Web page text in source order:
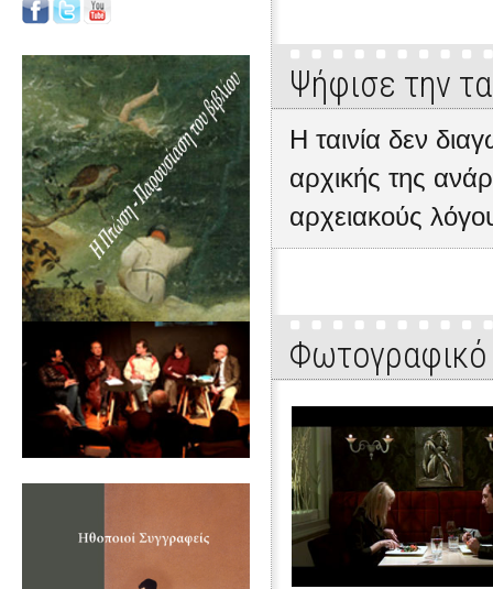
Ψήφισε την
Η ταινία δεν
αρχικής της
αρχειακούς
Φωτογραφικό